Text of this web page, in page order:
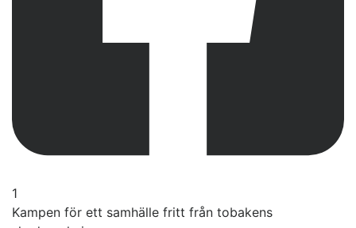
1
Kampen för ett samhälle fritt från tobakens